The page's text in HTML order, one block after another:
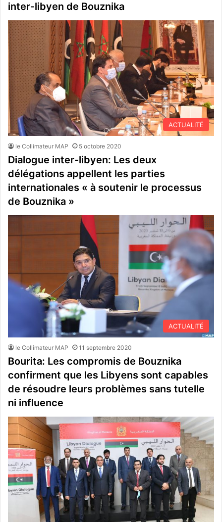
inter-libyen de Bouznika
ACTUALITÉ
le Collimateur MAP 5 octobre 2020
Dialogue inter-libyen: Les deux
délégations appellent les parties
internationales « à soutenir le processus
de Bouznika »
ACTUALITÉ
le Collimateur MAP 11 septembre 2020
Bourita: Les compromis de Bouznika
confirment que les Libyens sont capables
de résoudre leurs problèmes sans tutelle
ni influence